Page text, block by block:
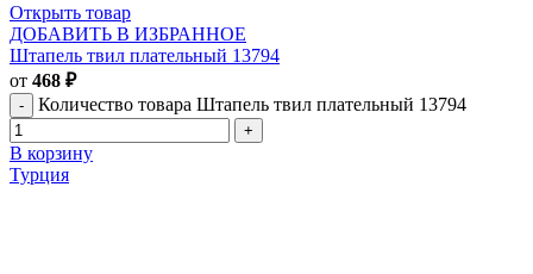
Открыть товар
ДОБАВИТЬ В ИЗБРАННОЕ
Штапель твил плательный 13794
от 468 ₽
Количество товара Штапель твил плательный 13794
В корзину
Турция